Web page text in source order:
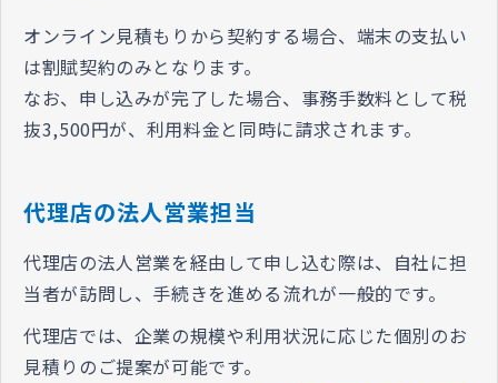
オンライン見積もりから契約する場合、端末の支払い
は割賦契約のみとなります。
なお、申し込みが完了した場合、事務手数料として税
抜3,500円が、利用料金と同時に請求されます。
代理店の法人営業担当
代理店の法人営業を経由して申し込む際は、自社に担
当者が訪問し、手続きを進める流れが一般的です。
代理店では、企業の規模や利用状況に応じた個別のお
見積りのご提案が可能です。